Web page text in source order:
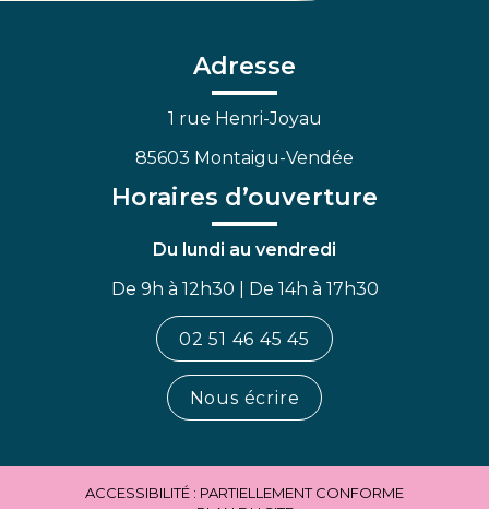
FacebookLinkedin
Adresse
1 rue Henri-Joyau
85603 Montaigu-Vendée
Horaires d’ouverture
Du lundi au vendredi
De 9h à 12h30 | De 14h à 17h30
02 51 46 45 45
Nous écrire
ACCESSIBILITÉ : PARTIELLEMENT CONFORME